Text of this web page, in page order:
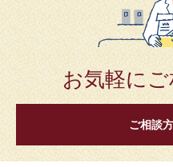
お気軽に
ご相談